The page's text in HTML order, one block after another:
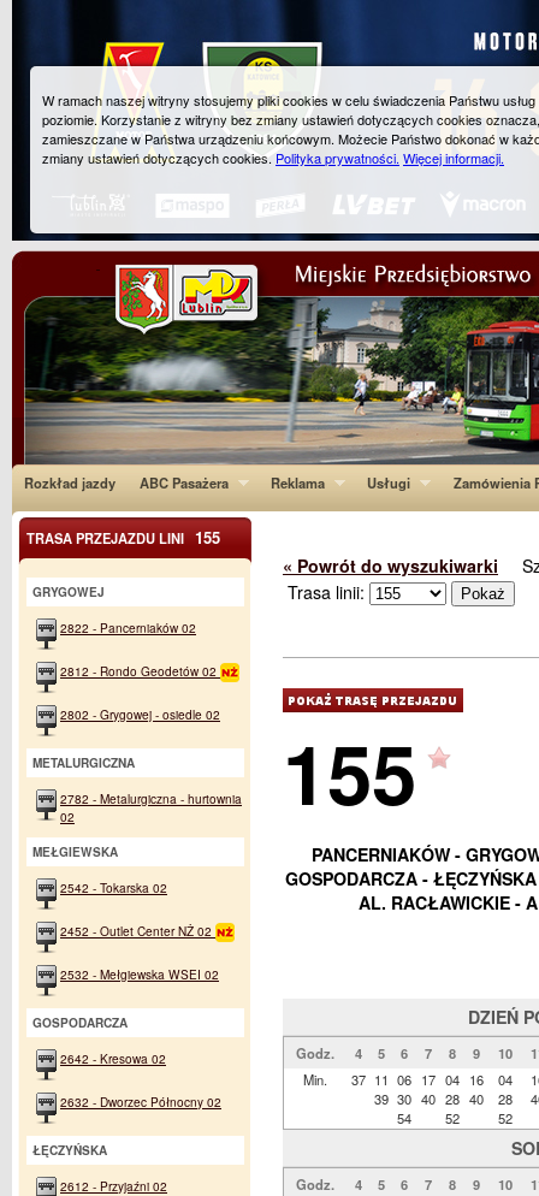
Rozkład jazdy ABC Pasażera Reklama Usługi Zamówienia
« Powrót do wyszukiwarki
Trasa linii:
155
PANCERNIAKÓW -
GOSPODARCZA -
AL. RACŁAWICKIE -
DZIEŃ
Godz. 4 5 6 7 8 9 10
Min.
37 11
39
06
30
54
17
40
04
28
52
16
40
04
28
52
Godz. 4 5 6 7 8 9 10
TRASA PRZEJAZDU LINI 155
GRYGOWEJ
2822 - Pancerniaków 02
2812 - Rondo Geodetów 02
2802 - Grygowej - osiedle 02
METALURGICZNA
2782 - Metalurgiczna - hurtownia
02
MEŁGIEWSKA
2542 - Tokarska 02
2452 - Outlet Center NŻ 02
2532 - Mełgiewska WSEI 02
GOSPODARCZA
2642 - Kresowa 02
2632 - Dworzec Północny 02
ŁĘCZYŃSKA
2612 - Przyjaźni 02
W ramach naszej witryny stosujemy pliki cookies w celu świadczenia Państwu
poziomie. Korzystanie z witryny bez zmiany ustawień dotyczących cookies
zamieszczane w Państwa urządzeniu końcowym. Możecie Państwo dokonać w
zmiany ustawień dotyczących cookies.Polityka prywatności. Więcej informacji.